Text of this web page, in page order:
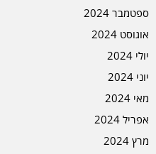
ספטמבר 2024
אוגוסט 2024
יולי 2024
יוני 2024
מאי 2024
אפריל 2024
מרץ 2024